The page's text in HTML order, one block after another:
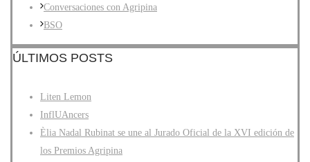
Conversaciones con Agripina
BSO
ÚLTIMOS POSTS
Liten Lemon
InflUAncers
Èlia Nadal Rubinat se une al Jurado Oficial de la XVI edición de
los Premios Agripina